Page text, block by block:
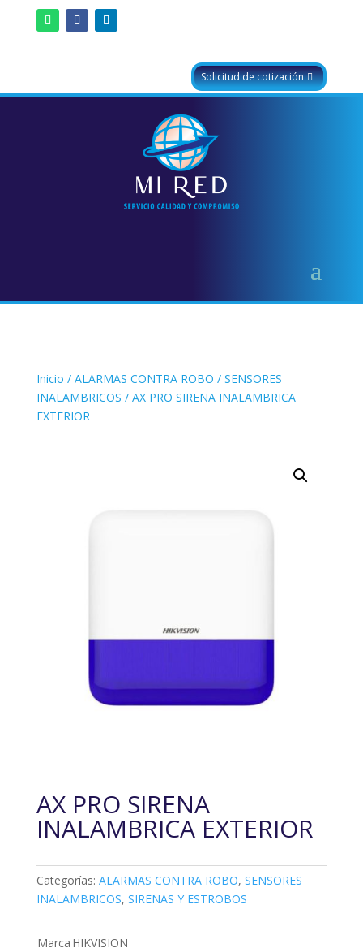
Solicitud de cotización
Inicio / ALARMAS CONTRA ROBO / SENSORES
INALAMBRICOS / AX PRO SIRENA INALAMBRICA
EXTERIOR
AX PRO SIRENA
INALAMBRICA EXTERIOR
Categorías: ALARMAS CONTRA ROBO, SENSORES
INALAMBRICOS, SIRENAS Y ESTROBOS
Marca HIKVISION